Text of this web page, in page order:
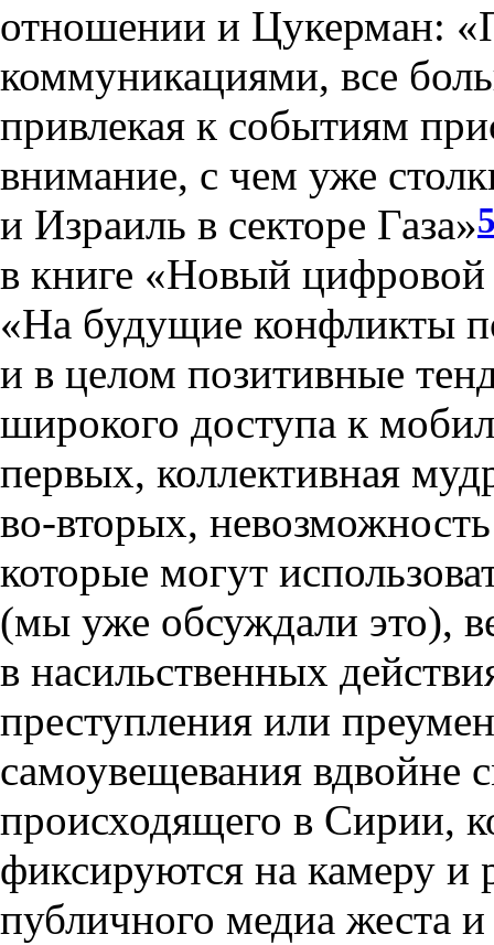
отношении и Цукерман:
коммуникациями, все
привлекая к событиям
внимание, с чем уже
и Израиль в секторе Газа»
в книге «Новый
«На будущие конфликты
и в целом позитивные
широкого доступа к
первых, коллективная
во-вторых,
которые могут
(мы уже обсуждали это),
в насильственных
преступления или
самоувещевания вдвойне
происходящего в Сирии,
фиксируются на камеру и
публичного медиа жеста и